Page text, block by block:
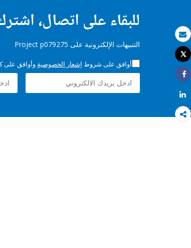
بريد الكتروني
طباعة
Tweet
Share
Share
للبقاء على اتصال،
التنبيهات الإلكترونية على Project p079275
أوافق على شروط إشعار الخصوصية وأوافق على